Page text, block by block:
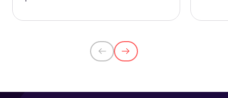
nossa eficiência.
atendimento. Com os fluxos automatizados e a
integração omnichannel, conseguimos otimizar